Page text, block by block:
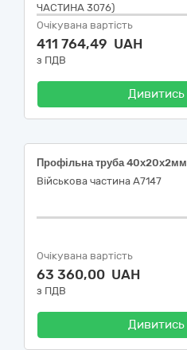
ЧАСТИНА 3076)
Очікувана вартість
411 764,49 UAH
з ПДВ
Дивитись
Профільна труба 40х20х2мм
Військова частина А7147
Очікувана вартість
63 360,00 UAH
з ПДВ
Дивитись